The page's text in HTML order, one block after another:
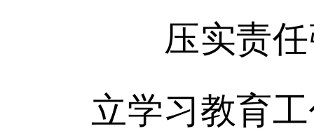
压实责任
立学习教育